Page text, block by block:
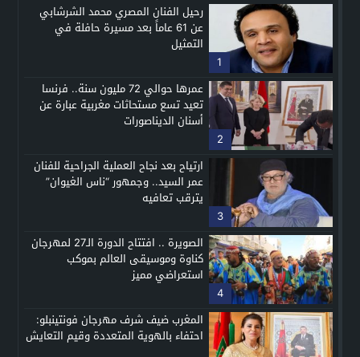
1
رحيل الفنان المصري محمد الشرشابي
عن 61 عاماً بعد مسيرة حافلة في
التمثيل
2
عمرها حوالي 72 مليون سنة.. فرنسا
تعيد تسع مستحاثات مغربية عبارة عن
أسنان الديناصورات
3
ارتياح بعد نجاح العملية الجراحية للفنان
عمر السيد.. وجمهور “ناس الغيوان”
يترقب تعافيه
4
الصويرة .. افتتاح الدورة الـ27 لمهرجان
كناوة وموسيقى العالم بموكب
استعراضي مميز
المغرب ضيف شرف مهرجان فونتينبلو:
احتفاء بالهوية المتعددة وقيم التعايش